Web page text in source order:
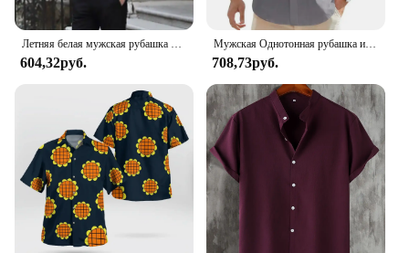
604,32руб.
Мужская Однотонная рубашка из хлопка и льна, летняя пляжная рубашка с короткими рукавами для отпуска, Повседневная Легкая рубашка с карманами и пуговицами
708,73руб.